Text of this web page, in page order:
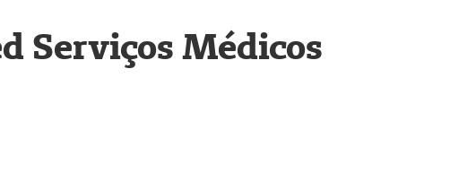
Serviços Médicos